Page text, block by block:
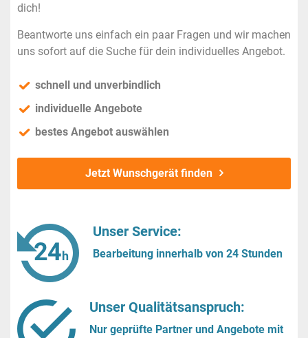
dich!
Beantworte uns einfach ein paar Fragen und wir machen
uns sofort auf die Suche für dein individuelles Angebot.
schnell und unverbindlich
individuelle Angebote
bestes Angebot auswählen
Jetzt Wunschgerät finden
Unser Service:
Bearbeitung innerhalb von 24 Stunden
Unser Qualitätsanspruch:
Nur geprüfte Partner und Angebote mit